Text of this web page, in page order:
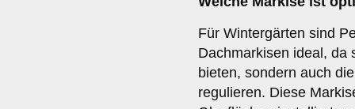
Für Wintergärten sind
Dachmarkisen ideal, da
bieten, sondern auch
regulieren. Diese